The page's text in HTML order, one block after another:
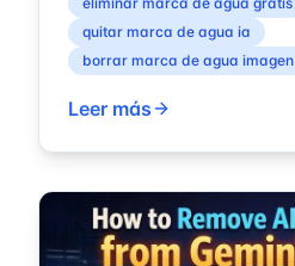
quitar marca de agua ia
borrar marca de agua imagen
Leer más